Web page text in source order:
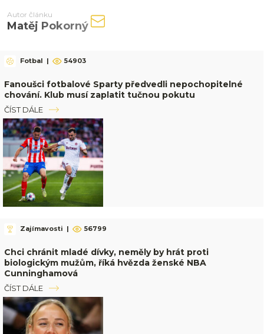
Autor článku
Matěj Pokorný
Fotbal | 54903
Fanoušci fotbalové Sparty předvedli nepochopitelné
chování. Klub musí zaplatit tučnou pokutu
ČÍST DÁLE
Zajímavosti | 56799
Chci chránit mladé dívky, neměly by hrát proti
biologickým mužům, říká hvězda ženské NBA
Cunninghamová
ČÍST DÁLE